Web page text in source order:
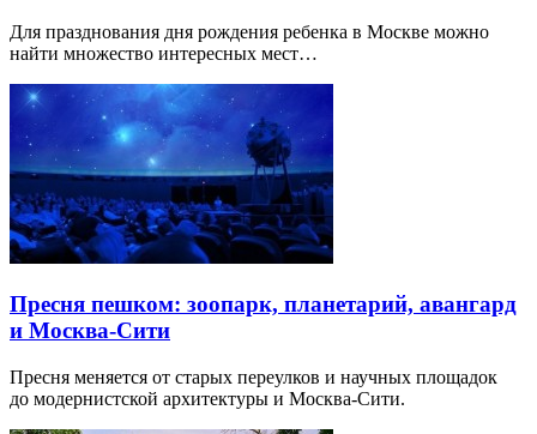
Для празднования дня рождения ребенка в Москве можно
найти множество интересных мест…
Пресня пешком: зоопарк, планетарий, авангард
и Москва-Сити
Пресня меняется от старых переулков и научных площадок
до модернистской архитектуры и Москва-Сити.